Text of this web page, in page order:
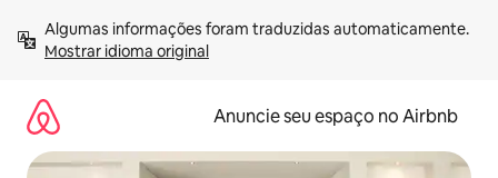
para
Mostrar idioma original
Anuncie seu espaço no Airbnb